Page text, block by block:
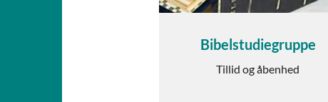
Bibelstudiegruppe
Tillid og åbenhed